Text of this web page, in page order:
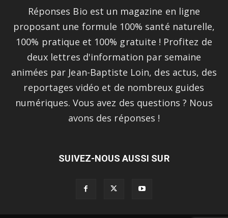
Réponses Bio est un magazine en ligne
proposant une formule 100% santé naturelle,
100% pratique et 100% gratuite ! Profitez de
deux lettres d'information par semaine
animées par Jean-Baptiste Loin, des actus, des
reportages vidéo et de nombreux guides
numériques. Vous avez des questions ? Nous
avons des réponses !
SUIVEZ-NOUS AUSSI SUR